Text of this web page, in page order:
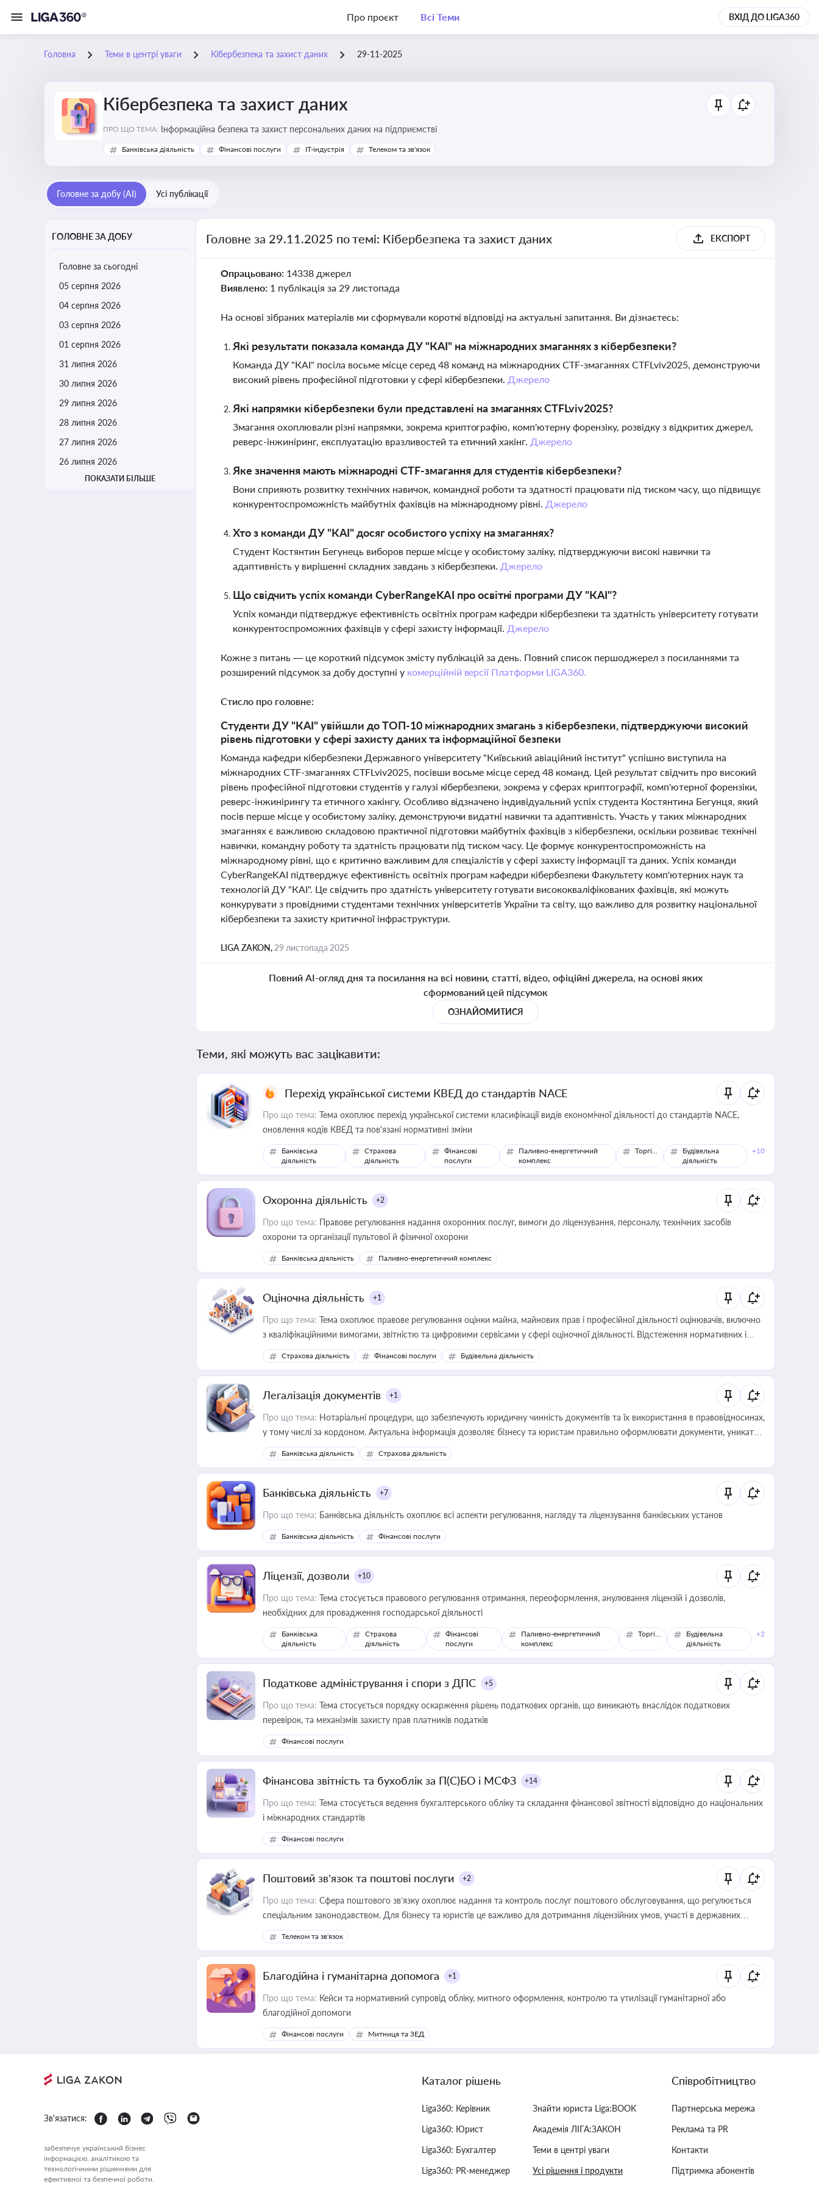
Про проєкт Всі Теми ВХІД ДО LIGA360
Головна Теми в центрі уваги Кібербезпека та захист даних 29-11-2025
Кібербезпека та захист даних
ПРО ЩО ТЕМА: Інформаційна безпека та захист персональних даних на підприємстві
Банківська діяльність Фінансові послуги IT-індустрія Телеком та зв'язок
Головне за добу (AI) Усі публікації
ГОЛОВНЕ ЗА ДОБУ
Головне за сьогодні
05 серпня 2026
04 серпня 2026
03 серпня 2026
01 серпня 2026
31 липня 2026
30 липня 2026
29 липня 2026
28 липня 2026
27 липня 2026
26 липня 2026
ПОКАЗАТИ БІЛЬШЕ
Головне за 29.11.2025 по темі: Кібербезпека та захист даних ЕКСПОРТ
Опрацьовано: 14338 джерел
Виявлено: 1 публікація за 29 листопада
На основі зібраних матеріалів ми сформували короткі відповіді на актуальні запитання. Ви дізнаєтесь:
Які результати показала команда ДУ "КАІ" на міжнародних змаганнях з кібербезпеки?
Команда ДУ "КАІ" посіла восьме місце серед 48 команд на міжнародних CTF-змаганнях CTFLviv2025, демонструючи
високий рівень професійної підготовки у сфері кібербезпеки. Джерело
Які напрямки кібербезпеки були представлені на змаганнях CTFLviv2025?
Змагання охоплювали різні напрямки, зокрема криптографію, комп'ютерну форензіку, розвідку з відкритих джерел,
реверс-інжиніринг, експлуатацію вразливостей та етичний хакінг. Джерело
Яке значення мають міжнародні CTF-змагання для студентів кібербезпеки?
Вони сприяють розвитку технічних навичок, командної роботи та здатності працювати під тиском часу, що підвищує
конкурентоспроможність майбутніх фахівців на міжнародному рівні. Джерело
Хто з команди ДУ "КАІ" досяг особистого успіху на змаганнях?
Студент Костянтин Бегунець виборов перше місце у особистому заліку, підтверджуючи високі навички та
адаптивність у вирішенні складних завдань з кібербезпеки. Джерело
Що свідчить успіх команди CyberRangeKAI про освітні програми ДУ "КАІ"?
Успіх команди підтверджує ефективність освітніх програм кафедри кібербезпеки та здатність університету готувати
конкурентоспроможних фахівців у сфері захисту інформації. Джерело
Кожне з питань — це короткий підсумок змісту публікацій за день. Повний список першоджерел з посиланнями та
розширений підсумок за добу доступні у комерційній версії Платформи LIGA360.
Стисло про головне:
Студенти ДУ "КАІ" увійшли до ТОП-10 міжнародних змагань з кібербезпеки, підтверджуючи високий
рівень підготовки у сфері захисту даних та інформаційної безпеки
Команда кафедри кібербезпеки Державного університету "Київський авіаційний інститут" успішно виступила на
міжнародних CTF-змаганнях CTFLviv2025, посівши восьме місце серед 48 команд. Цей результат свідчить про високий
рівень професійної підготовки студентів у галузі кібербезпеки, зокрема у сферах криптографії, комп'ютерної форензіки,
реверс-інжинірингу та етичного хакінгу. Особливо відзначено індивідуальний успіх студента Костянтина Бегунця, який
посів перше місце у особистому заліку, демонструючи видатні навички та адаптивність. Участь у таких міжнародних
змаганнях є важливою складовою практичної підготовки майбутніх фахівців з кібербезпеки, оскільки розвиває технічні
навички, командну роботу та здатність працювати під тиском часу. Це формує конкурентоспроможність на
міжнародному рівні, що є критично важливим для спеціалістів у сфері захисту інформації та даних. Успіх команди
CyberRangeKAI підтверджує ефективність освітніх програм кафедри кібербезпеки Факультету комп'ютерних наук та
технологій ДУ "КАІ". Це свідчить про здатність університету готувати висококваліфікованих фахівців, які можуть
конкурувати з провідними студентами технічних університетів України та світу, що важливо для розвитку національної
кібербезпеки та захисту критичної інфраструктури.
LIGA ZAKON, 29 листопада 2025
Повний AI-огляд дня та посилання на всі новини, статті, відео, офіційні джерела, на основі яких
сформований цей підсумок
ОЗНАЙОМИТИСЯ
Теми, які можуть вас зацікавити:
Перехід української системи КВЕД до стандартів NACE
Про що тема: Тема охоплює перехід української системи класифікації видів економічної діяльності до стандартів NACE,
оновлення кодів КВЕД та пов'язані нормативні зміни
Банківська
діяльність
Страхова
діяльність
Фінансові
послуги
Паливно-енергетичний
комплекс
Торгівля
Будівельна
діяльність
+10
Охоронна діяльність +2
Про що тема: Правове регулювання надання охоронних послуг, вимоги до ліцензування, персоналу, технічних засобів
охорони та організації пультової й фізичної охорони
Банківська діяльність Паливно-енергетичний комплекс
Оціночна діяльність +1
Про що тема: Тема охоплює правове регулювання оцінки майна, майнових прав і професійної діяльності оцінювачів, включно
з кваліфікаційними вимогами, звітністю та цифровими сервісами у сфері оціночної діяльності. Відстеження нормативних і
медійних змін у цій сфері корисне для власника бізнесу, керівника, юриста або бухгалтера під час оподаткування,
приватизації, оренди державного майна, корпоративних угод і перевірки статусу суб'єктів оціночної діяльності
Страхова діяльність Фінансові послуги Будівельна діяльність
Легалізація документів +1
Про що тема: Нотаріальні процедури, що забезпечують юридичну чинність документів та їх використання в правовідносинах,
у тому числі за кордоном. Актуальна інформація дозволяє бізнесу та юристам правильно оформлювати документи, уникати
ризиків недійсності та забезпечувати їх належне прийняття органами влади та контрагентами
Банківська діяльність Страхова діяльність
Банківська діяльність +7
Про що тема: Банківська діяльність охоплює всі аспекти регулювання, нагляду та ліцензування банківських установ
Банківська діяльність Фінансові послуги
Ліцензії, дозволи +10
Про що тема: Тема стосується правового регулювання отримання, переоформлення, анулювання ліцензій і дозволів,
необхідних для провадження господарської діяльності
Банківська
діяльність
Страхова
діяльність
Фінансові
послуги
Паливно-енергетичний
комплекс
Торгівля
Будівельна
діяльність
+2
Податкове адміністрування і спори з ДПС +5
Про що тема: Тема стосується порядку оскарження рішень податкових органів, що виникають внаслідок податкових
перевірок, та механізмів захисту прав платників податків
Фінансові послуги
Фінансова звітність та бухоблік за П(С)БО і МСФЗ +14
Про що тема: Тема стосується ведення бухгалтерського обліку та складання фінансової звітності відповідно до національних
і міжнародних стандартів
Фінансові послуги
Поштовий зв’язок та поштові послуги +2
Про що тема: Сфера поштового зв’язку охоплює надання та контроль послуг поштового обслуговування, що регулюється
спеціальним законодавством. Для бізнесу та юристів це важливо для дотримання ліцензійних умов, участі в державних
реєстрах і забезпечення прав споживачів.
Телеком та зв'язок
Благодійна і гуманітарна допомога +1
Про що тема: Кейси та нормативний супровід обліку, митного оформлення, контролю та утилізації гуманітарної або
благодійної допомоги
Фінансові послуги Митниця та ЗЕД
Зв'язатися:
забезпечує український бізнес
інформацією, аналітикою та
технологічними рішеннями для
ефективної та безпечної роботи.
Каталог рішень
Liga360: Керівник
Liga360: Юрист
Liga360: Бухгалтер
Liga360: PR-менеджер
Знайти юриста Liga:BOOK
Академія ЛІГА:ЗАКОН
Теми в центрі уваги
Усі рішення і продукти
Співробітництво
Партнерська мережа
Реклама та PR
Контакти
Підтримка абонентів